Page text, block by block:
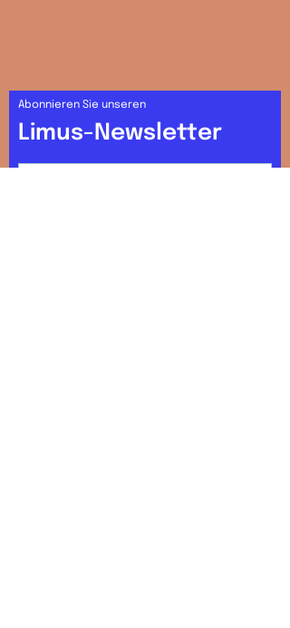
Abonnieren Sie unseren
Limus-Newsletter